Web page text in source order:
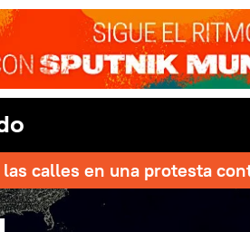
calles en una protesta